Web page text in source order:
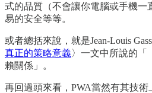
式的品質（不會讓你電腦或手機一
易的安全等等。
或者總括來說，就是Jean-Louis
真正的策略意義〉一文中所說的「
賴關係」。
再回過頭來看，PWA當然有其技